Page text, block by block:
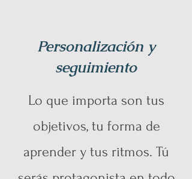
Personalización y
seguimiento
Lo que importa son tus
objetivos, tu forma de
aprender y tus ritmos. Tú